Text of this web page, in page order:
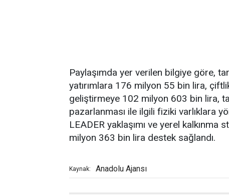
Paylaşımda yer verilen bilgiye göre,
yatırımlara 176 milyon 55 bin lira,
geliştirmeye 102 milyon 603 bin lira,
pazarlanması ile ilgili fiziki varlıklara
LEADER yaklaşımı ve yerel kalkınma
milyon 363 bin lira destek sağlandı.
Kaynak: Anadolu Ajansı